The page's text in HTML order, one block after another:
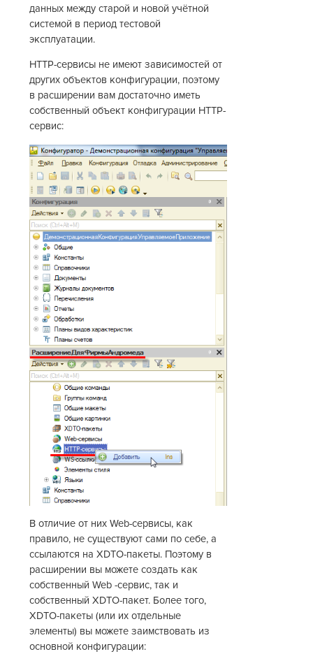
данных между старой и новой учётной
системой в период тестовой
эксплуатации.
HTTP-сервисы не имеют зависимостей от
других объектов конфигурации, поэтому
в расширении вам достаточно иметь
собственный объект конфигурации HTTP-
сервис:
В отличие от них Web-сервисы, как
правило, не существуют сами по себе, а
ссылаются на XDTO-пакеты. Поэтому в
расширении вы можете создать как
собственный Web -сервис, так и
собственный XDTO-пакет. Более того,
XDTO-пакеты (или их отдельные
элементы) вы можете заимствовать из
основной конфигурации: